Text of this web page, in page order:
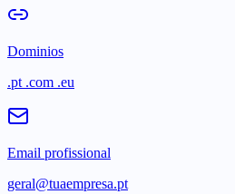
Dominios
.pt .com .eu
Email profissional
geral@tuaempresa.pt